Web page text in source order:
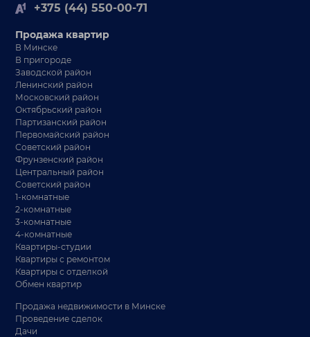
+375 (44) 550-00-71
Продажа квартир
В Минске
В пригороде
Заводской район
Ленинский район
Московский район
Октябрьский район
Партизанский район
Первомайский район
Советский район
Фрунзенский район
Центральный район
Советский район
1-комнатные
2-комнатные
3-комнатные
4-комнатные
Квартиры-студии
Квартиры с ремонтом
Квартиры с отделкой
Обмен квартир
Продажа недвижимости в Минске
Проведение сделок
Дачи